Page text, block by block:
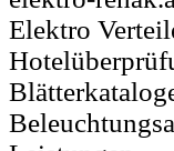
Elektro